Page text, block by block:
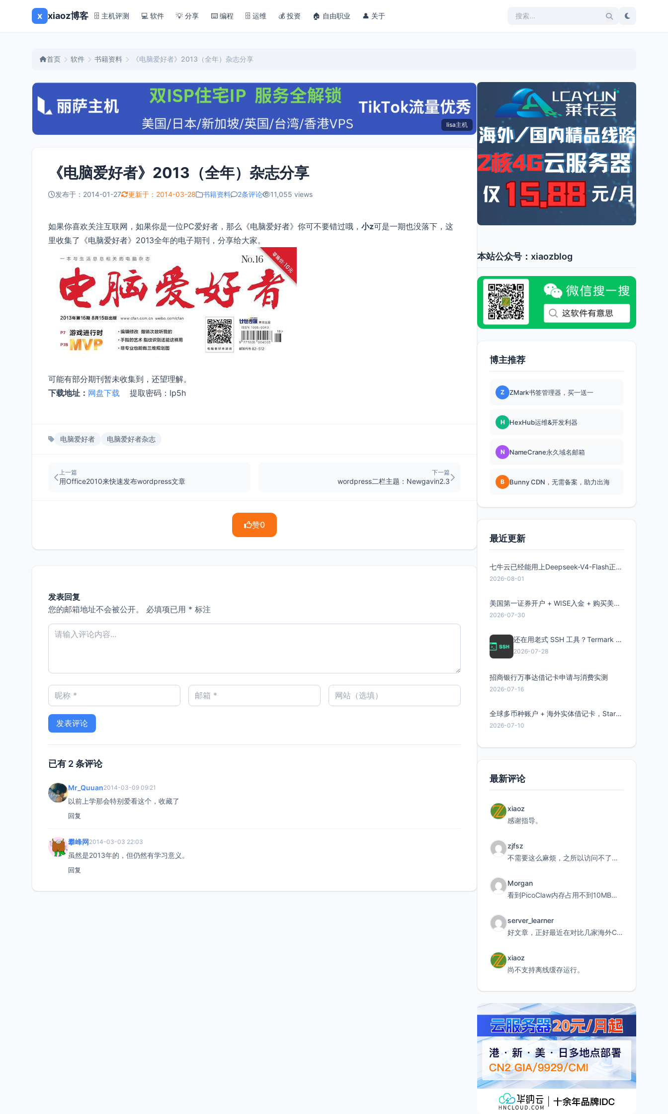
x xiaoz博客 🗄️ 主机评测 💻 软件 💡 分享 ⌨️ 编程 🗄️ 运维 💰 投资 🏠 自由职业 👤 关于
首页 软件 书籍资料 《电脑爱好者》2013（全年）杂志分享
lisa主机
《电脑爱好者》2013（全年）杂志分享
发布于：2014-01-27 更新于：2014-03-28 书籍资料 2条评论 11,055 views
如果你喜欢关注互联网，如果你是一位PC爱好者，那么《电脑爱好者》你可不要错过哦， 小z可是一期也没落下，这
里收集了《电脑爱好者》2013全年的电子期刊，分享给大家。
可能有部分期刊暂未收集到，还望理解。
下载地址： 网盘下载 提取密码：lp5h
电脑爱好者 电脑爱好者杂志
上一篇
用Office2010来快速发布wordpress文章
下一篇
wordpress二栏主题：Newgavin2.3
赞0
发表回复
您的邮箱地址不会被公开。
必填项已用 * 标注
已有 2 条评论
Mr_Quuan2014-03-09 09:21
以前上学那会特别爱看这个，收藏了
回复
攀峰网2014-03-03 22:03
虽然是2013年的，但仍然有学习意义。
回复
本站公众号：xiaozblog
博主推荐
Z ZMark书签管理器，买一送一
H HexHub运维&开发利器
N NameCrane永久域名邮箱
B Bunny CDN，无需备案，助力出海
最近更新
七牛云已经能用上Deepseek-V4-Flash正式版了，点此领取300万Token
2026-08-01
美国第一证券开户 + WISE入金 + 购买美股全流程分享
2026-07-30
还在用老式 SSH 工具？Termark 新一代跨平台智能SSH客户端了解一下
2026-07-28
招商银行万事达借记卡申请与消费实测
2026-07-16
全球多币种账户 + 海外实体借记卡，Starryblu开户教程与注意事项
2026-07-10
最新评论
xiaoz
感谢指导。
zjfsz
不需要这么麻烦，之所以访问不了，是由于非对称路由的问题，在爱快主路由添加一条静态路由192.168.
Morgan
看到PicoClaw内存占用不到10MB这个数据真的很惊喜，确实很适合我这种想用旧设备折腾AI的小白
server_learner
好文章，正好最近在对比几家海外CDN。文中提到CF免费版不支持自定义回源端口和HOST这个痛点太真实
xiaoz
尚不支持离线缓存运行。